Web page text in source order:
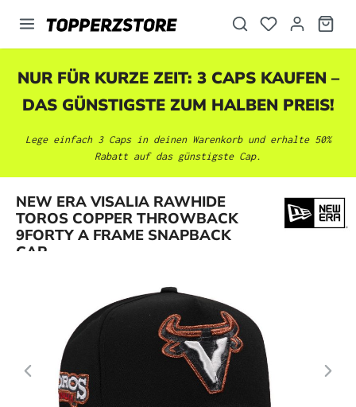
springen
NUR FÜR KURZE ZEIT: 3 CAPS KAUFEN –
DAS GÜNSTIGSTE ZUM HALBEN PREIS!
Lege einfach 3 Caps in deinen Warenkorb und erhalte 50%
Rabatt auf das günstigste Cap.
NEW ERA VISALIA RAWHIDE
TOROS COPPER THROWBACK
9FORTY A FRAME SNAPBACK
CAP
Bildergalerie überspringen